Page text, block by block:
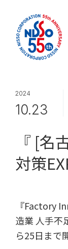
2024
10.23
『 [名
対策
『Factory
造業 人手不
ら25日まで